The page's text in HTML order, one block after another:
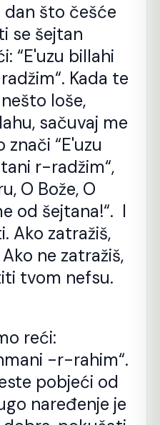
dan što češće
se šejtan
“E'uzu billahi
Kada te
loše,
sačuvaj me
znači “E'uzu
r-radžim“,
O Bože, O
od šejtana!“. I
Ako zatražiš,
ne zatražiš,
tvom nefsu.
reći:
-r-rahim“.
pobjeći od
naređenje je